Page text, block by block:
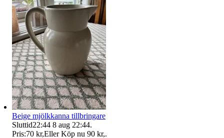
Beige mjölkkanna tillbringare
Sluttid22:44 8 aug 22:44.
Pris:70 kr,Eller Köp nu 90 kr,.